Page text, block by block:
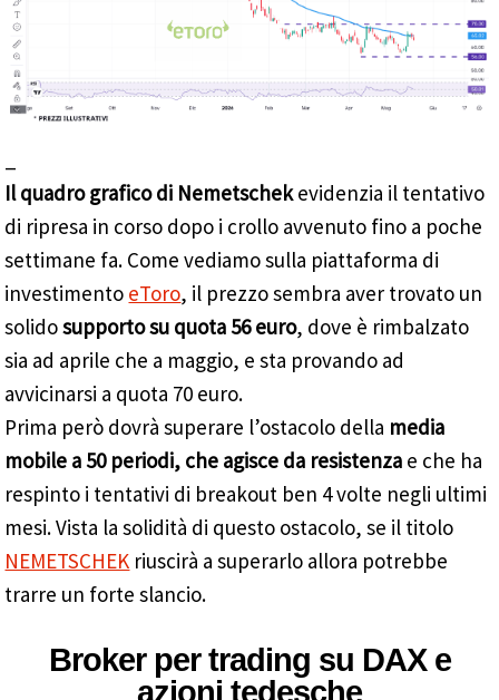
Il quadro grafico di Nemetschekevidenzia il tentativo
di ripresa in corso dopo i crollo avvenuto fino a poche
settimane fa. Come vediamo sulla piattaforma di
investimento eToro, il prezzo sembra aver trovato un
solidosupporto su quota 56 euro, dove è rimbalzato
sia ad aprile che a maggio, e sta provando ad
avvicinarsi a quota 70 euro.
Prima però dovrà superare l’ostacolo della media
mobile a 50 periodi, che agisce da resistenza e che ha
respinto i tentativi di breakout ben 4 volte negli ultimi
mesi. Vista la solidità di questo ostacolo, se il titolo
NEMETSCHEK riuscirà a superarlo allora potrebbe
trarre un forte slancio.
Broker per trading su DAX e
azioni tedesche